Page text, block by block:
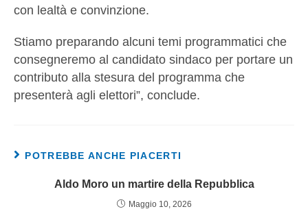
con lealtà e convinzione.
Stiamo preparando alcuni temi programmatici che
consegneremo al candidato sindaco per portare un
contributo alla stesura del programma che
presenterà agli elettori”, conclude.
POTREBBE ANCHE PIACERTI
Aldo Moro un martire della Repubblica
Maggio 10, 2026